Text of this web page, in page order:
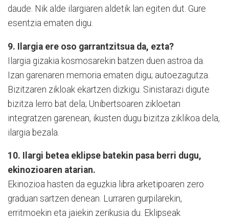
daude. Nik alde ilargiaren aldetik lan egiten dut. Gure
esentzia ematen digu.
9. Ilargia ere oso garrantzitsua da, ezta?
Ilargia gizakia kosmosarekin batzen duen astroa da.
Izan garenaren memoria ematen digu; autoezagutza.
Bizitzaren zikloak ekartzen dizkigu. Sinistarazi digute
bizitza lerro bat dela; Unibertsoaren zikloetan
integratzen garenean, ikusten dugu bizitza ziklikoa dela,
ilargia bezala.
10. Ilargi betea eklipse batekin pasa berri dugu,
ekinozioaren atarian.
Ekinozioa hasten da eguzkia libra arketipoaren zero
graduan sartzen denean. Lurraren gurpilarekin,
erritmoekin eta jaiekin zerikusia du. Eklipseak